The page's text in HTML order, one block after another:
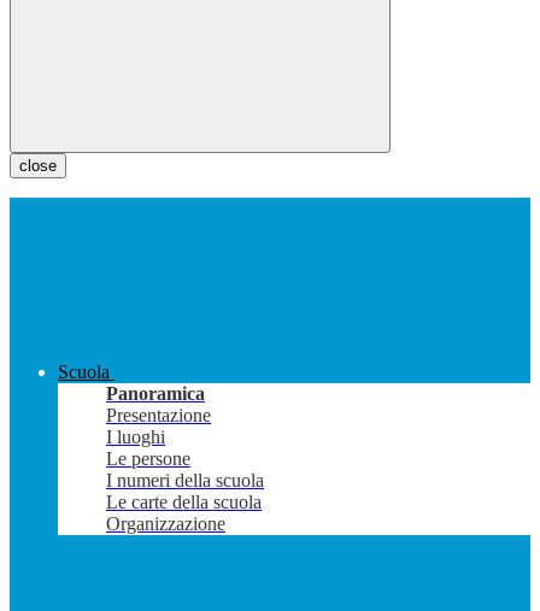
close
Scuola
Panoramica
Presentazione
I luoghi
Le persone
I numeri della scuola
Le carte della scuola
Organizzazione